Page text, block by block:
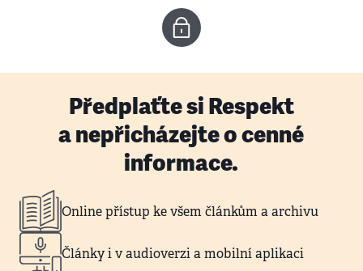
Předplaťte si Respekt
a nepřicházejte o cenné
informace.
Online přístup ke všem článkům a archivu
Články i v audioverzi a mobilní aplikaci